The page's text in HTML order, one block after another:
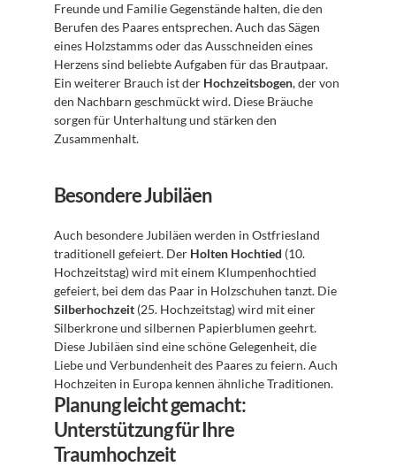
Freunde und Familie Gegenstände halten, die den
Berufen des Paares entsprechen. Auch das Sägen
eines Holzstamms oder das Ausschneiden eines
Herzens sind beliebte Aufgaben für das Brautpaar.
Ein weiterer Brauch ist der Hochzeitsbogen, der von
den Nachbarn geschmückt wird. Diese Bräuche
sorgen für Unterhaltung und stärken den
Zusammenhalt.
Besondere Jubiläen
Auch besondere Jubiläen werden in Ostfriesland
traditionell gefeiert. Der Holten Hochtied (10.
Hochzeitstag) wird mit einem Klumpenhochtied
Silberhochzeit (25. Hochzeitstag) wird mit einer
Silberkrone und silbernen Papierblumen geehrt.
Diese Jubiläen sind eine schöne Gelegenheit, die
Liebe und Verbundenheit des Paares zu feiern. Auch
Hochzeiten in Europa kennen ähnliche Traditionen.
Planung leicht gemacht:
Unterstützung für Ihre
Traumhochzeit